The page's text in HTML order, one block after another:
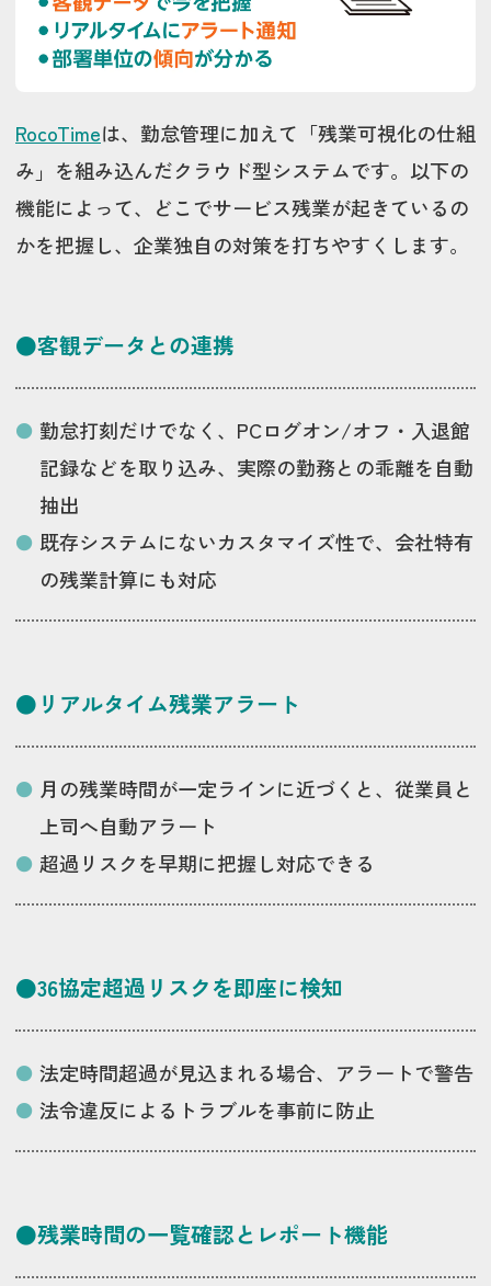
RocoTimeは、勤怠管理に加えて「残業可視化の仕組
み」を組み込んだクラウド型システムです。以下の
機能によって、どこでサービス残業が起きているの
かを把握し、企業独自の対策を打ちやすくします。
●客観データとの連携
勤怠打刻だけでなく、PCログオン/オフ・入退館
記録などを取り込み、実際の勤務との乖離を自動
抽出
既存システムにないカスタマイズ性で、会社特有
の残業計算にも対応
●リアルタイム残業アラート
月の残業時間が一定ラインに近づくと、従業員と
上司へ自動アラート
超過リスクを早期に把握し対応できる
●36協定超過リスクを即座に検知
法定時間超過が見込まれる場合、アラートで警告
法令違反によるトラブルを事前に防止
●残業時間の一覧確認とレポート機能